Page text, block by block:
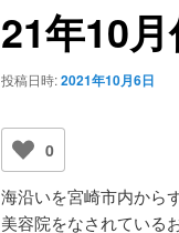
21年10
投稿日時:2021年10月6日
0
海沿いを宮崎市内から
美容院をなされている